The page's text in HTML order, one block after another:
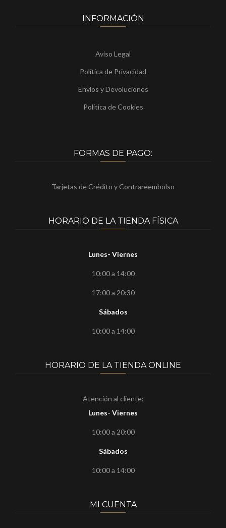
INFORMACIÓN
Aviso Legal
Política de Privacidad
Envíos y Devoluciones
Política de Cookies
FORMAS DE PAGO:
Tarjetas de Crédito y Contrareembolso
HORARIO DE LA TIENDA FÍSICA
Lunes- Viernes
10:00 a 14:00
17:00 a 20:30
Sábados
10:00 a 14:00
HORARIO DE LA TIENDA ONLINE
Atención al cliente:
Lunes- Viernes
10:00 a 20:00
Sábados
10:00 a 14:00
MI CUENTA